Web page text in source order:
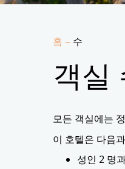
홈 – 수
객실
모든 객실에는
이 호텔은 다음
성인 2 명